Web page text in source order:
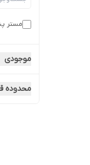
مستر
موجودی
محدوده